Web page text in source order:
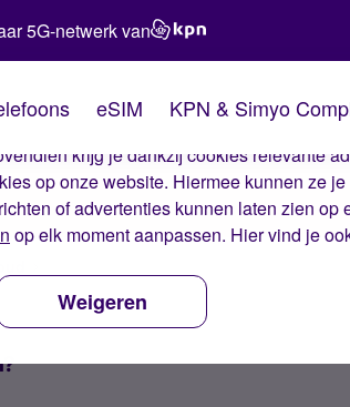
Simyo
website. Met deze cookies zorgen wij
krijg je dankzij cookies relevante
op onze website. Hiermee kunnen ze
of advertenties kunnen laten zien op
op elk moment aanpassen. Hier vind je
Weigeren
5G-netwerk van
eSIM KPN & Simyo